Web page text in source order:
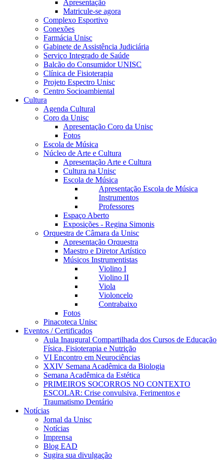
Apresentação
Matricule-se agora
Complexo Esportivo
Conexões
Farmácia Unisc
Gabinete de Assistência Judiciária
Serviço Integrado de Saúde
Balcão do Consumidor UNISC
Clínica de Fisioterapia
Projeto Espectro Unisc
Centro Socioambiental
Cultura
Agenda Cultural
Coro da Unisc
Apresentação Coro da Unisc
Fotos
Escola de Música
Núcleo de Arte e Cultura
Apresentação Arte e Cultura
Cultura na Unisc
Escola de Música
Apresentação Escola de Música
Instrumentos
Professores
Espaço Aberto
Exposições - Regina Simonis
Orquestra de Câmara da Unisc
Apresentação Orquestra
Maestro e Diretor Artístico
Músicos Instrumentistas
Violino I
Violino II
Viola
Violoncelo
Contrabaixo
Fotos
Pinacoteca Unisc
Eventos / Certificados
Aula Inaugural Compartilhada dos Cursos de Educação
Física, Fisioterapia e Nutrição
VI Encontro em Neurociências
XXIV Semana Acadêmica da Biologia
Semana Acadêmica da Estética
PRIMEIROS SOCORROS NO CONTEXTO
ESCOLAR: Crise convulsiva, Ferimentos e
Traumatismo Dentário
Notícias
Jornal da Unisc
Notícias
Imprensa
Blog EAD
Sugira sua divulgação